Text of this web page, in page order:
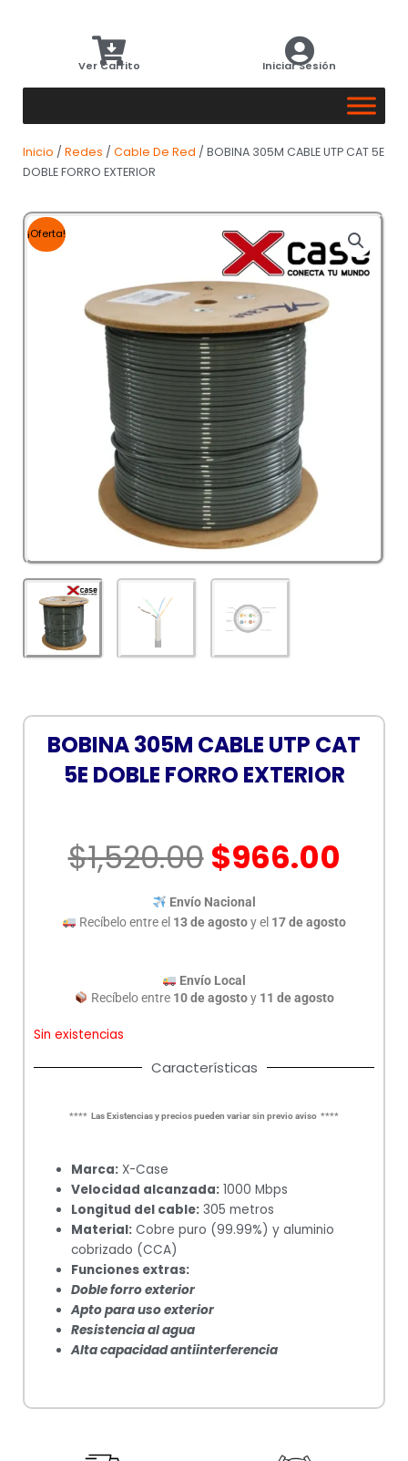
Ver Carrito Iniciar Sesión
Inicio / Redes / Cable De Red / BOBINA 305M CABLE UTP CAT 5E
DOBLE FORRO EXTERIOR
¡Oferta!
BOBINA 305M CABLE UTP CAT
5E DOBLE FORRO EXTERIOR
$1,520.00El
precio
original
era:
$1,520.00.
$966.00
es:
Envío Nacional
Recíbelo entre el 13 de agostoy el 17 de agosto
Envío Local
Recíbelo entre 10 de agostoy 11 de agosto
Sin existencias
Características
**** Las Existencias y precios pueden variar sin previo aviso ****
Marca: X-Case
Velocidad alcanzada: 1000 Mbps
Longitud del cable: 305 metros
Material: Cobre puro (99.99%) y aluminio
cobrizado (CCA)
Funciones extras:
Doble forro exterior
Apto para uso exterior
Resistencia al agua
Alta capacidad antiinterferencia